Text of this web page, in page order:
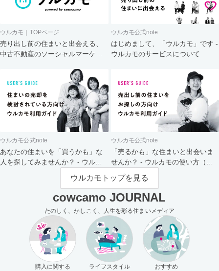
ウルカモ｜TOPページ
売り出し前の住まいと出会える、
中古不動産のソーシャルマーケッ
ウルカモ公式note
はじめまして、「ウルカモ」です -
ウルカモのサービスについて
ウルカモ公式note
あなたの住まいを「買うかも」な
人を探してみませんか？ - ウルカ
ウルカモ公式note
「売るかも」な住まいと出会いま
せんか？ - ウルカモの使い方（買
主さま向け）
ウルカモトップを見る
cowcamo JOURNAL
たのしく、かしこく、人生を彩る住まいメディア
購入に関する
ライフスタイル
おすすめ